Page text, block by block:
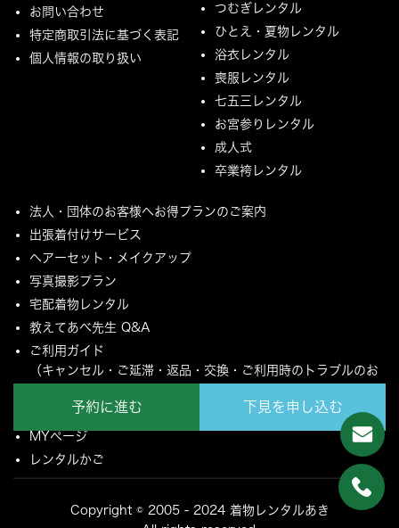
予約に進む 下見を申し込む
お問い合わせ
特定商取引法に基づく表記
個人情報の取り扱い
つむぎレンタル
ひとえ・夏物レンタル
浴衣レンタル
喪服レンタル
七五三レンタル
お宮参りレンタル
成人式
卒業袴レンタル
法人・団体のお客様へお得プランのご案内
出張着付けサービス
ヘアーセット・メイクアップ
写真撮影プラン
宅配着物レンタル
教えてあべ先生 Q&A
ご利用ガイド
（キャンセル・ご延滞・返品・交換・ご利用時のトラブルのお
ご配送とご返却について
MYページ
レンタルかご
Copyright © 2005 - 2024 着物レンタルあき